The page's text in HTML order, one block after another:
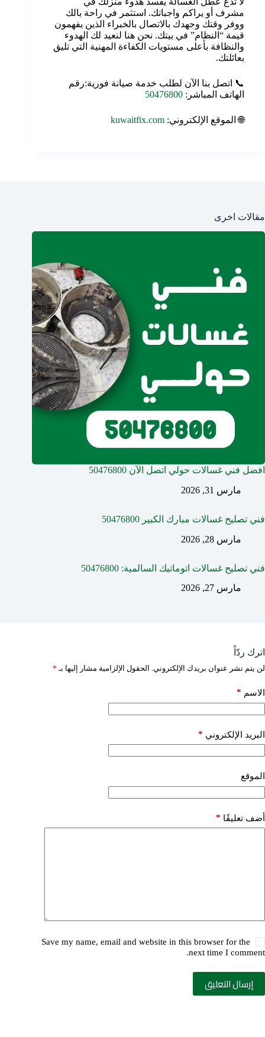
مشرف أو يراكم واجباتك. استثمر في راحة بالك
ووفر وقتك وجهدك بالاتصال بالخبراء الذين يفهمون
قيمة “النظام” في بيتك. نحن هنا لنعيد لك الهدوء
والنظافة بأعلى مستويات الكفاءة المهنية التي تليق
بعائلتك.
📞 اتصل بنا الآن لطلب خدمة صيانة فورية:رقم
الهاتف المباشر: 50476800
🌐 الموقع الإلكتروني: kuwaitfix.com
مقالات اخرى
افضل فني غسالات حولي اتصل الآن 50476800
مارس 31, 2026
فني تصليح غسالات مبارك الكبير 50476800
مارس 28, 2026
فني تصليح غسالات اتوماتيك السالمية: 50476800
مارس 27, 2026
اترك ردّاً
لن يتم نشر عنوان بريدك الإلكتروني. الحقول الإلزامية مشار إليها بـ *
الاسم *
البريد الإلكتروني *
الموقع
أضف تعليقًا *
Save my name, email and website in this browser for the
next time I comment.
إرسال التعليق